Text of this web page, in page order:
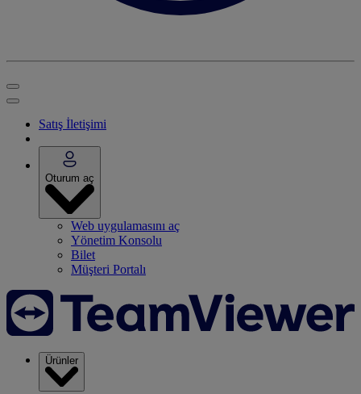
Satış İletişimi
Oturum aç
Web uygulamasını aç
Yönetim Konsolu
Bilet
Müşteri Portalı
Ürünler